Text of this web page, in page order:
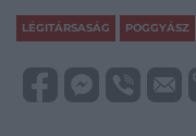
LÉGITÁRSASÁG POGGYÁSZ